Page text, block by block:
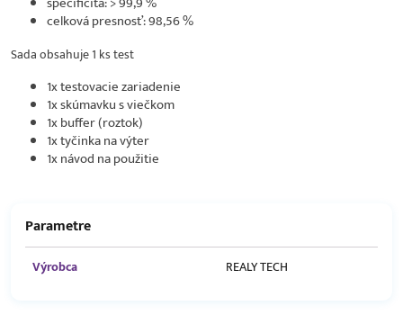
celková presnosť: 98,56 %
Sada obsahuje 1 ks test
1x testovacie zariadenie
1x skúmavku s viečkom
1x buffer (roztok)
1x tyčinka na výter
1x návod na použitie
Parametre
Výrobca REALY TECH